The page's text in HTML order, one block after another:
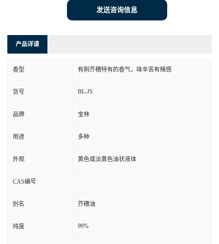
发送咨询信息
产品详请
香型 有荆芥穗特有的香气，味辛苦有辣感
货号 BL-JS
品牌 宝林
用途 多种
外观 黄色或淡黄色油状液体
CAS编号
别名 芥穗油
纯度 99%